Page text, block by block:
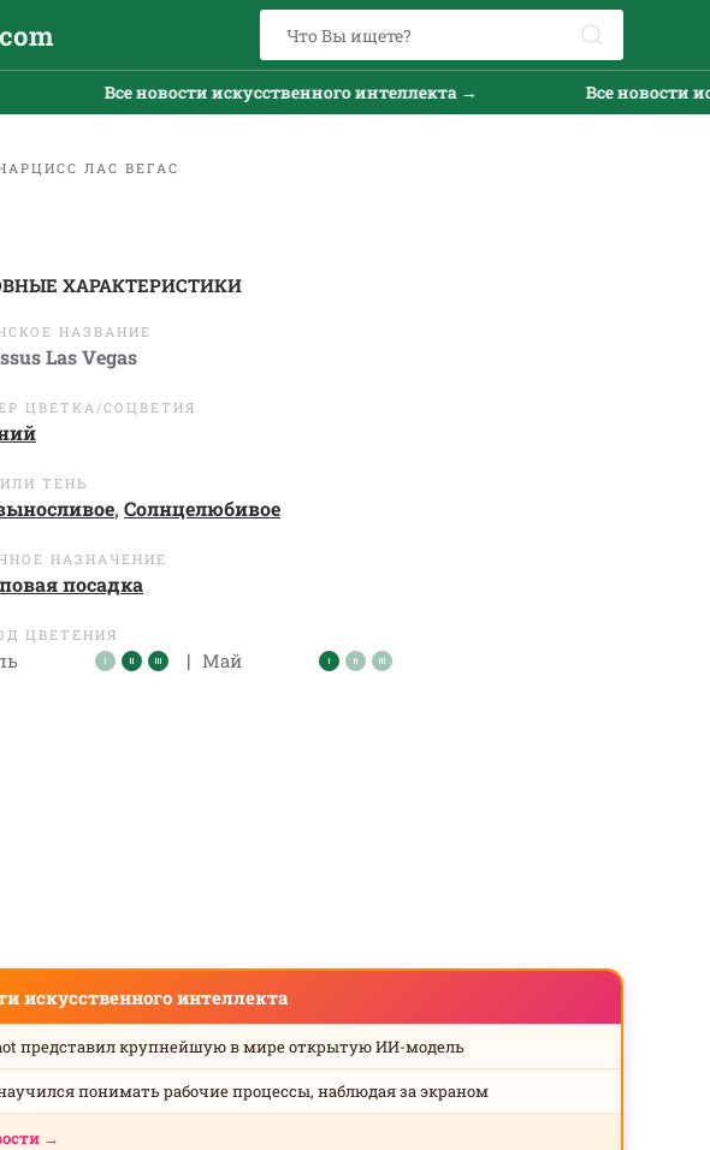
Все новости искусственного интеллекта → Все новости
ЛАС ВЕГАС
ХАРАКТЕРИСТИКИ
НАЗВАНИЕ
Las Vegas
ЦВЕТКА/СОЦВЕТИЯ
ТЕНЬ
, Солнцелюбивое
НАЗНАЧЕНИЕ
посадка
ЦВЕТЕНИЯ
| Май
искусственного интеллекта
представил крупнейшую в мире открытую ИИ-модель
понимать рабочие процессы, наблюдая за экраном
→